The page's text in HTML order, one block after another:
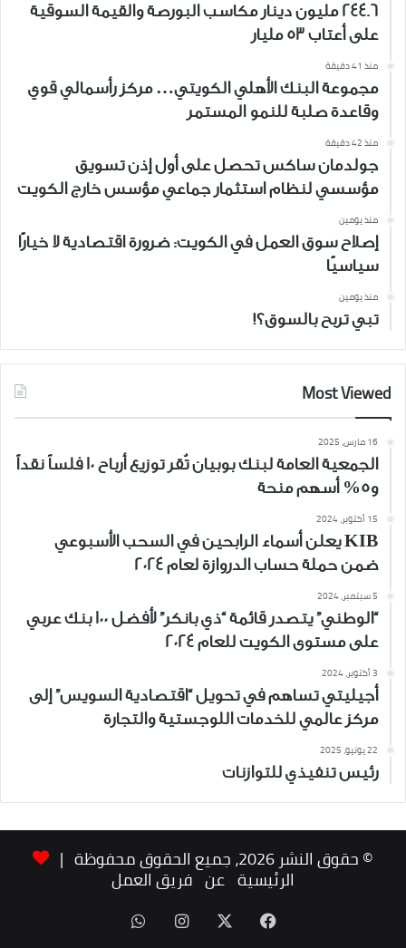
244.6 مليون دينار مكاسب البورصة والقيمة السوقية
على أعتاب 53 مليار
منذ 41 دقيقة
مجموعة البنك الأهلي الكويتي… مركز رأسمالي قوي
وقاعدة صلبة للنمو المستمر
منذ 42 دقيقة
جولدمان ساكس تحصل على أول إذن تسويق
مؤسسي لنظام استثمار جماعي مؤسس خارج الكويت
منذ يومين
إصلاح سوق العمل في الكويت: ضرورة اقتصادية لا خيارًا
سياسيًا
منذ يومين
تبي تربح بالسوق؟!
Most Viewed
16 مارس، 2025
الجمعية العامة لبنك بوبيان تُقر توزيع أرباح 10 فلساً نقداً
و5% أسهم منحة
15 أكتوبر، 2024
KIB يعلن أسماء الرابحين في السحب الأسبوعي
ضمن حملة حساب الدروازة لعام 2024
5 سبتمبر، 2024
“الوطني” يتصدر قائمة “ذي بانكر” لأفضل 100 بنك عربي
على مستوى الكويت للعام 2024
3 أكتوبر، 2024
أجيليتي تساهم في تحويل “اقتصادية السويس” إلى
مركز عالمي للخدمات اللوجستية والتجارة
22 يونيو، 2025
رئيس تنفيذي للتوازنات
© حقوق النشر 2026، جميع الحقوق محفوظة |
الرئيسية عن فريق العمل
فيسبوك
انستقرامواتساب